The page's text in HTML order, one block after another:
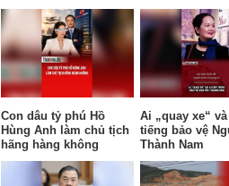
Con dâu tỷ phú Hồ
Hùng Anh làm chủ tịch
hãng hàng không
Ai „quay xe“
tiếng bảo vệ
Thành Nam